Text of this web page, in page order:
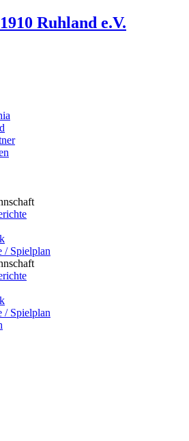
/ Spielplan
/ Spielplan